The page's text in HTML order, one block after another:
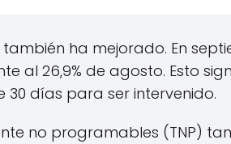
ha mejorado. En
al 26,9% de agosto. Esto
días para ser intervenido.
no programables (TNP)